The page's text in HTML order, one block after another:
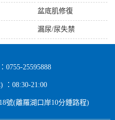
盆底肌修復
漏尿/尿失禁
0755-25595888
：08:30-21:00
號(離羅湖口岸10分鍾路程)